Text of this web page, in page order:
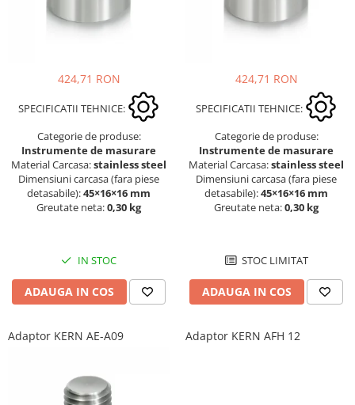
424,71 RON
SPECIFICATII TEHNICE:
Categorie de produse:
Instrumente de masurare
Material Carcasa:stainless steel
Dimensiuni carcasa (fara piese
detasabile):45×16×16 mm
Greutate neta:0,30 kg
IN STOC
ADAUGA IN COS
424,71 RON
SPECIFICATII TEHNICE:
Categorie de produse:
Instrumente de masurare
Material Carcasa:stainless steel
Dimensiuni carcasa (fara piese
detasabile):45×16×16 mm
Greutate neta:0,30 kg
STOC LIMITAT
ADAUGA IN COS
Adaptor KERN AE-A09 Adaptor KERN AFH 12